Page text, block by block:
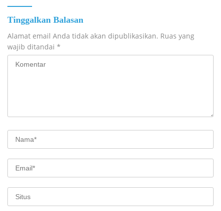
Tinggalkan Balasan
Alamat email Anda tidak akan dipublikasikan. Ruas yang
wajib ditandai *